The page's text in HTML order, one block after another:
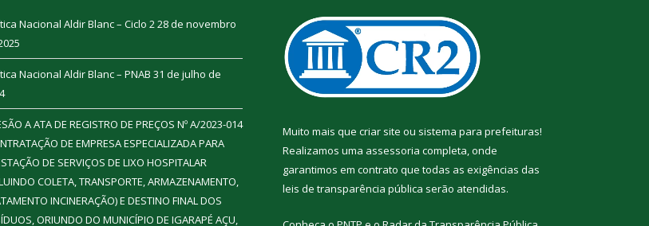
Nacional Aldir Blanc – Ciclo 228 de novembro
Nacional Aldir Blanc – PNAB 31 de julho de
A ATA DE REGISTRO DE PREÇOS Nº A/2023-014
DE EMPRESA ESPECIALIZADA PARA
DE SERVIÇOS DE LIXO HOSPITALAR
COLETA, TRANSPORTE, ARMAZENAMENTO,
INCINERAÇÃO) E DESTINO FINAL DOS
ORIUNDO DO MUNICÍPIO DE IGARAPÉ AÇU,
Muito mais que criar site ou sistema para prefeituras!
Realizamos uma assessoria completa, onde
garantimos em contrato que todas as exigências das
leis de transparência pública serão atendidas.